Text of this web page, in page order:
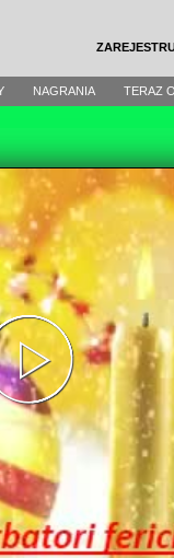
NAGRANIA TERAZ